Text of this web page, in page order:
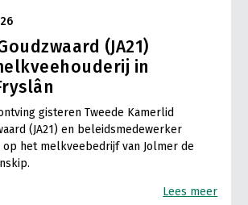
(JA21)
in
gisteren Tweede Kamerlid
(JA21) en beleidsmedewerker
op het melkveebedrijf van Jolmer de
Lees meer